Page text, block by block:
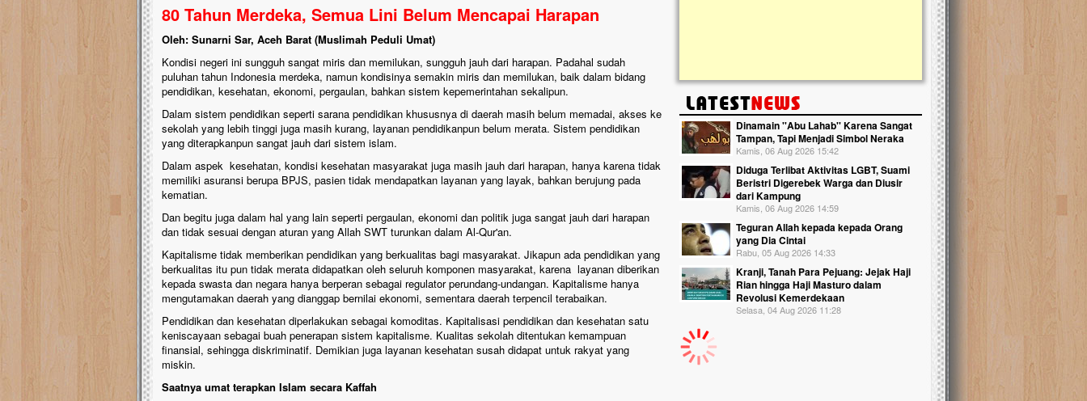
80 Tahun Merdeka, Semua Lini Belum Mencapai Harapan
Oleh: Sunarni Sar, Aceh Barat (Muslimah Peduli Umat)
Kondisi negeri ini sungguh sangat miris dan memilukan, sungguh jauh dari harapan. Padahal sudah
puluhan tahun Indonesia merdeka, namun kondisinya semakin miris dan memilukan, baik dalam bidang
pendidikan, kesehatan, ekonomi, pergaulan, bahkan sistem kepemerintahan sekalipun.
Dalam sistem pendidikan seperti sarana pendidikan khususnya di daerah masih belum memadai, akses ke
sekolah yang lebih tinggi juga masih kurang, layanan pendidikanpun belum merata. Sistem pendidikan
yang diterapkanpun sangat jauh dari sistem islam.
Dalam aspek kesehatan, kondisi kesehatan masyarakat juga masih jauh dari harapan, hanya karena tidak
memiliki asuransi berupa BPJS, pasien tidak mendapatkan layanan yang layak, bahkan berujung pada
kematian.
Dan begitu juga dalam hal yang lain seperti pergaulan, ekonomi dan politik juga sangat jauh dari harapan
dan tidak sesuai dengan aturan yang Allah SWT turunkan dalam Al-Qur'an.
Kapitalisme tidak memberikan pendidikan yang berkualitas bagi masyarakat. Jikapun ada pendidikan yang
berkualitas itu pun tidak merata didapatkan oleh seluruh komponen masyarakat, karena layanan diberikan
kepada swasta dan negara hanya berperan sebagai regulator perundang-undangan. Kapitalisme hanya
mengutamakan daerah yang dianggap bernilai ekonomi, sementara daerah terpencil terabaikan.
Pendidikan dan kesehatan diperlakukan sebagai komoditas. Kapitalisasi pendidikan dan kesehatan satu
keniscayaan sebagai buah penerapan sistem kapitalisme. Kualitas sekolah ditentukan kemampuan
finansial, sehingga diskriminatif. Demikian juga layanan kesehatan susah didapat untuk rakyat yang
miskin.
Saatnya umat terapkan Islam secara Kaffah
berlumut, dan menghitam terpapar panas dan
Dinamain ''Abu Lahab'' Karena Sangat
Tampan, Tapi Menjadi Simbol Neraka
Kamis, 06 Aug 2026 15:42
Diduga Terlibat Aktivitas LGBT, Suami
Beristri Digerebek Warga dan Diusir
dari Kampung
Kamis, 06 Aug 2026 14:59
Teguran Allah kepada kepada Orang
yang Dia Cintai
Rabu, 05 Aug 2026 14:33
Kranji, Tanah Para Pejuang: Jejak Haji
Rian hingga Haji Masturo dalam
Revolusi Kemerdekaan
Selasa, 04 Aug 2026 11:28